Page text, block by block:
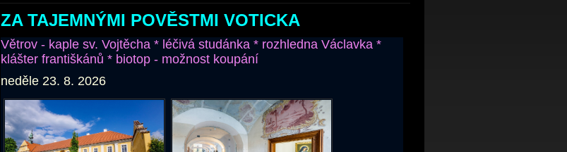
ZA TAJEMNÝMI POVĚSTMI VOTICKA
Větrov - kaple sv. Vojtěcha * léčivá studánka * rozhledna Václavka *
klášter františkánů * biotop - možnost koupání
neděle 23. 8. 2026